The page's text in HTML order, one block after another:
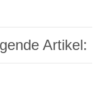
Artikel: